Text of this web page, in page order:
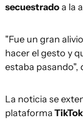
secuestradoa la
"Fue un gran
hacer el gesto y
estaba pasando",
La noticia se
plataformaTikTok